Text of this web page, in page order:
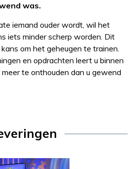
was.
iemand ouder wordt, wil het
iets minder scherp worden. Dit
om het geheugen te trainen.
en opdrachten leert u binnen
te onthouden dan u gewend